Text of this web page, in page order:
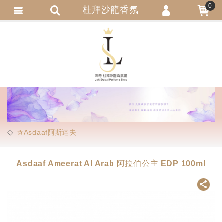
✰Asdaaf阿斯達夫
Asdaaf Ameerat Al Arab 阿拉伯公主 EDP 100ml
杜拜沙龍香氛 0
會員登入
會員註冊
忘記密碼
訂單查詢
繁體中文